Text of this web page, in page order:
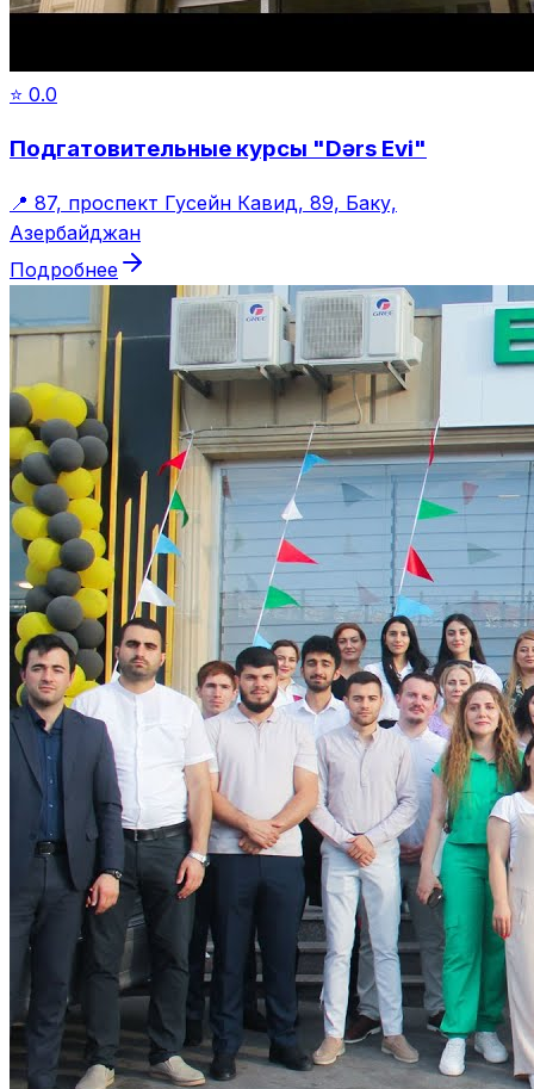
⭐ 0.0
Подгатовительные курсы "Dərs Evi"
📍 87, проспект Гусейн Кавид, 89, Баку,
Азербайджан
Подробнее